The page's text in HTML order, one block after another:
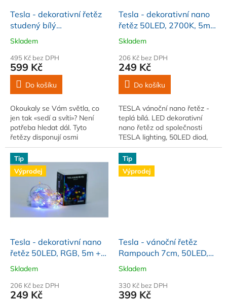
d
ů
Tesla - dekorativní řetěz
studený bílý
6500K,100LED, 10m +
s 8 funkcemi,IP44
Skladem
495 Kč bez DPH
599 Kč
Do košíku
Okoukaly se Vám světla, co
jen tak «sedí a svíti»? Není
potřeba hledat dál. Tyto
řetězy disponují osmi
funkcemi svícení, mohou tedy
perfektně dokreslit jakoukoliv
atmosféru....
Tesla - dekorativní nano
řetěz 50LED, 2700K, 5m
+ 30cm kabel, 3x AA
Skladem
206 Kč bez DPH
249 Kč
Do košíku
TESLA vánoční nano řetěz -
teplá bílá. LED dekorativní
nano řetěz od společnosti
TESLA lighting, 50LED diod,
teplota světla 2700K, délka
osvětleného kabelu…
Tip
Výprodej
Tesla - dekorativní nano
řetěz 50LED, RGB, 5m +
30cm kabel, 3x AA
Skladem
206 Kč bez DPH
249 Kč
Tip
Výprodej
Tesla - vánoční řetěz
Rampouch 7cm, 50LED,
6500K, 5m + 30cm kabel,
Skladem
330 Kč bez DPH
399 Kč